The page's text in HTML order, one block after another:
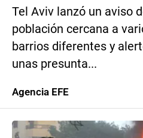
Tel Aviv lanzó un aviso
población cercana a
barrios diferentes y
unas presunta...
Agencia EFE